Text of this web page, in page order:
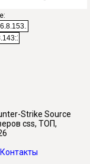
Strike Source
css, ТОП,
Контакты